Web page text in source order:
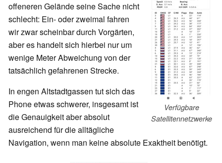
Verfügbare
Satellitennetzwerke
offeneren Gelände seine Sache nicht
schlecht: Ein- oder zweimal fahren
wir zwar scheinbar durch Vorgärten,
aber es handelt sich hierbei nur um
wenige Meter Abweichung von der
tatsächlich gefahrenen Strecke.
In engen Altstadtgassen tut sich das
Phone etwas schwerer, insgesamt ist
die Genauigkeit aber absolut
ausreichend für die alltägliche
Navigation, wenn man keine absolute Exaktheit benötigt.